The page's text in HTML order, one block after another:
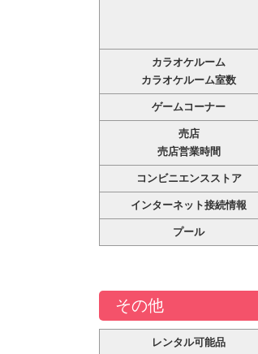
カラオケルーム
カラオケルーム室数
ゲームコーナー
売店
売店営業時間
コンビニエンスストア
インターネット接続情報
プール
その他
レンタル可能品